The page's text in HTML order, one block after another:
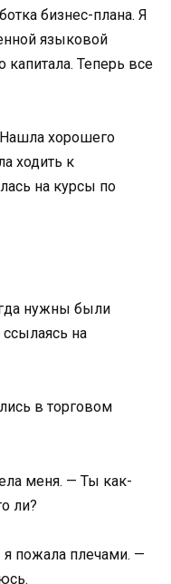
бизнес-плана. Я
языковой
капитала. Теперь все
Нашла хорошего
ходить к
на курсы по
нужны были
на
в торговом
меня. — Ты как-
ли?
пожала плечами. —